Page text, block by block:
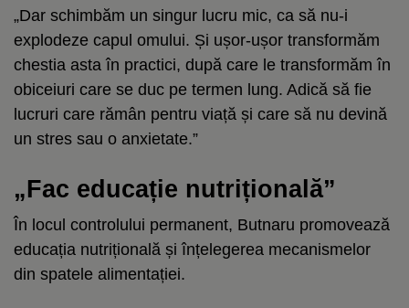
„Dar schimbăm un singur lucru mic, ca să nu-i
explodeze capul omului. Și ușor-ușor transformăm
chestia asta în practici, după care le transformăm în
obiceiuri care se duc pe termen lung. Adică să fie
lucruri care rămân pentru viață și care să nu devină
un stres sau o anxietate.”
„Fac educație nutrițională”
În locul controlului permanent, Butnaru promovează
educația nutrițională și înțelegerea mecanismelor
din spatele alimentației.